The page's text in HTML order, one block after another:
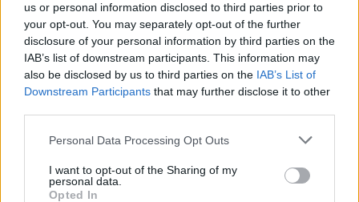
us or personal information disclosed to third parties prior to
your opt-out. You may separately opt-out of the further
disclosure of your personal information by third parties on the
IAB’s list of downstream participants. This information may
also be disclosed by us to third parties on the IAB’s List of
Downstream Participants that may further disclose it to other
Please note that this website/app uses one or more Google
not limited to your visit or usage behaviour. You may click to
grant or deny consent to Google and its third-party tags to
Personal Data Processing Opt Outs
I want to opt-out of the Sharing of my
personal data.
Opted In
ΑΣΕΠ: Πιστοποίηση Αγγλικών σε
μόνο 2 ημέρες στα χέρια σας